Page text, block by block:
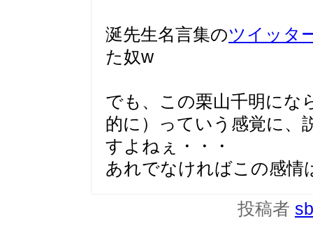
涎先生名言集のツイッタ
た奴w
でも、この栗山千明にな
的に）っていう感覚に、
すよねぇ・・・
あれでなければこの感情
投稿者